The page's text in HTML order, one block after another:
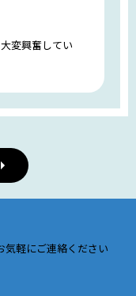
変興奮してい
気軽にご連絡ください